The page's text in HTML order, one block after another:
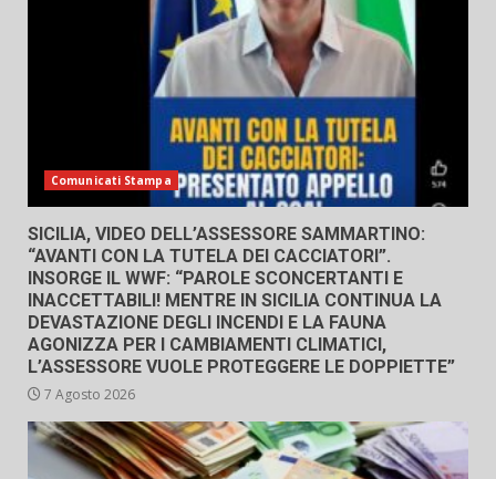
Comunicati Stampa
SICILIA, VIDEO DELL’ASSESSORE SAMMARTINO:
“AVANTI CON LA TUTELA DEI CACCIATORI”.
INSORGE IL WWF: “PAROLE SCONCERTANTI E
INACCETTABILI! MENTRE IN SICILIA CONTINUA LA
DEVASTAZIONE DEGLI INCENDI E LA FAUNA
AGONIZZA PER I CAMBIAMENTI CLIMATICI,
L’ASSESSORE VUOLE PROTEGGERE LE DOPPIETTE”
7 Agosto 2026